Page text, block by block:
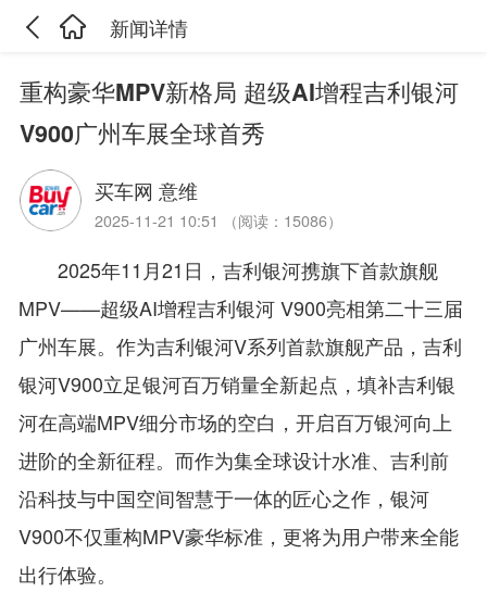
新闻详情
重构豪华MPV新格局 超级AI增程吉利银河
V900广州车展全球首秀
买车网 意维
2025-11-21 10:51 （阅读：15086）
2025年11月21日，吉利银河携旗下首款旗舰
MPV——超级AI增程吉利银河 V900亮相第二十三届
广州车展。作为吉利银河V系列首款旗舰产品，吉利
银河V900立足银河百万销量全新起点，填补吉利银
河在高端MPV细分市场的空白，开启百万银河向上
进阶的全新征程。而作为集全球设计水准、吉利前
沿科技与中国空间智慧于一体的匠心之作，银河
V900不仅重构MPV豪华标准，更将为用户带来全能
出行体验。